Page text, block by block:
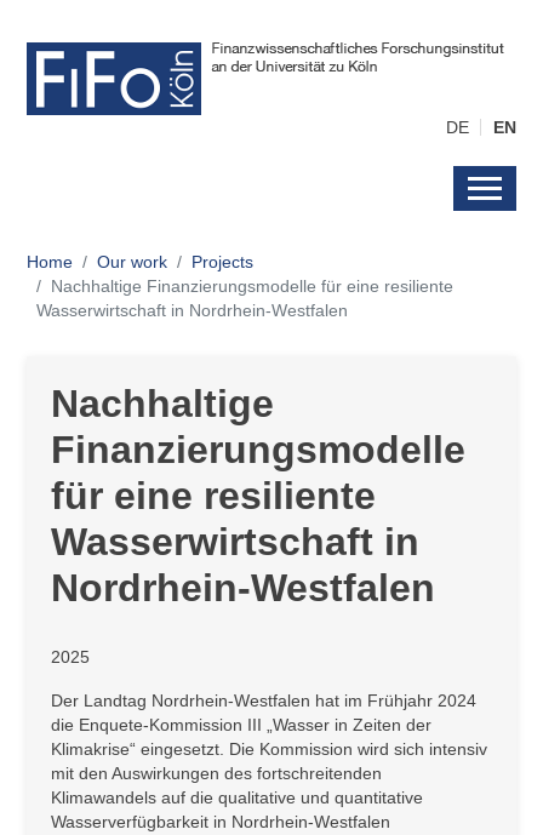
DE EN
Home Our work
Projects
Nachhaltige Finanzierungsmodelle für eine resiliente
Wasserwirtschaft in Nordrhein-Westfalen
Nachhaltige
Finanzierungsmodelle
für eine resiliente
Wasserwirtschaft in
Nordrhein-Westfalen
2025
Der Landtag Nordrhein-Westfalen hat im Frühjahr 2024
die Enquete-Kommission III „Wasser in Zeiten der
Klimakrise“ eingesetzt. Die Kommission wird sich intensiv
mit den Auswirkungen des fortschreitenden
Klimawandels auf die qualitative und quantitative
Wasserverfügbarkeit in Nordrhein-Westfalen